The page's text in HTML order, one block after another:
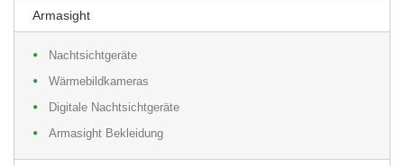
Armasight
Nachtsichtgeräte
Wärmebildkameras
Digitale Nachtsichtgeräte
Armasight Bekleidung